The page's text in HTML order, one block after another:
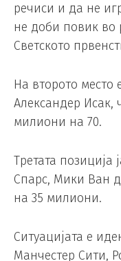
речиси и да не
не доби повик во
Светското
На второто место
Александер Исак,
милиони на 70.
Третата позиција
Спарс, Мики Ван
на 35 милиони.
Ситуацијата е
Манчестер Сити,